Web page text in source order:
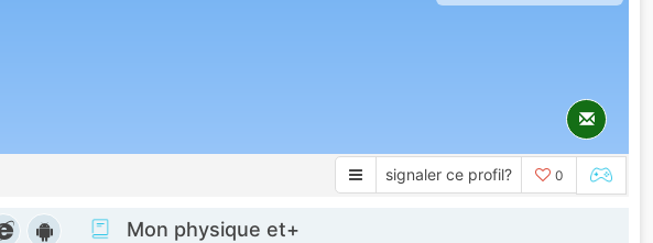
signaler ce profil? 0
Mon physique et+